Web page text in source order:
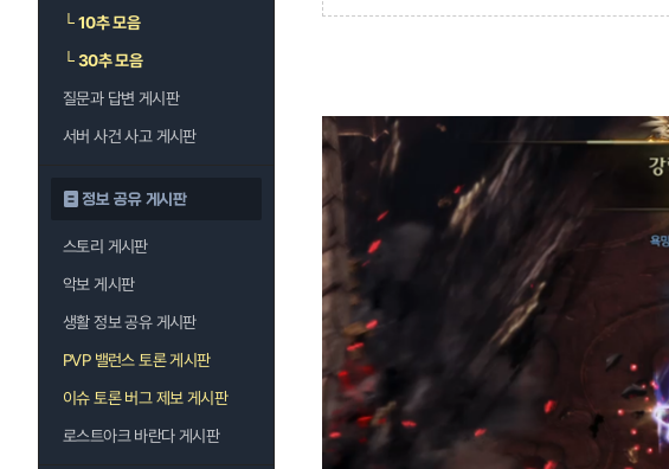
└10추 모음
└30추 모음
질문과 답변 게시판
서버 사건 사고 게시판
정보 공유 게시판
스토리 게시판
악보 게시판
생활 정보 공유 게시판
PVP 밸런스 토론 게시판
이슈 토론 버그 제보 게시판
로스트아크 바란다 게시판